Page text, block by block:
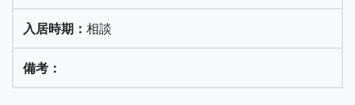
相談